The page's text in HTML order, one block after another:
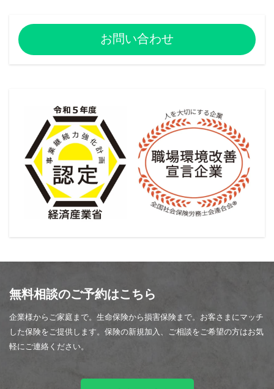
お問い合わせ
無料相談のご予約はこちら
企業様からご家庭まで。生命保険から損害保険まで。お客さまにマッチ
した保険をご提供します。保険の新規加入、ご相談をご希望の方はお気
軽にご連絡ください。